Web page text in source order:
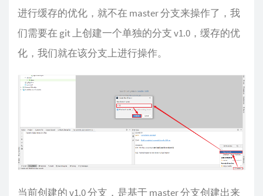
进行缓存的优化，就不在 master 分支来操作了，我
们需要在 git 上创建一个单独的分支 v1.0，缓存的优
化，我们就在该分支上进行操作。
当前创建的 v1.0 分支，是基于 master 分支创建出来